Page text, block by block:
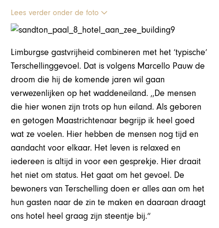
Lees verder onder de foto
Limburgse gastvrijheid combineren met het ‘typische’
Terschellinggevoel. Dat is volgens Marcello Pauw de
droom die hij de komende jaren wil gaan
verwezenlijken op het waddeneiland. ,,De mensen
die hier wonen zijn trots op hun eiland. Als geboren
en getogen Maastrichtenaar begrijp ik heel goed
wat ze voelen. Hier hebben de mensen nog tijd en
aandacht voor elkaar. Het leven is relaxed en
iedereen is altijd in voor een gesprekje. Hier draait
het niet om status. Het gaat om het gevoel. De
bewoners van Terschelling doen er alles aan om het
hun gasten naar de zin te maken en daaraan draagt
ons hotel heel graag zijn steentje bij.“